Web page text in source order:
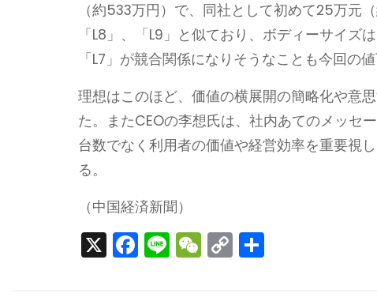
（約533万円）で、同社として初めて25万元
「L8」、「L9」と似ており、ボディーサイズ
「L7」が競合関係になりそうなことも今回の
理想はこのほど、価値の横展開の簡略化や意
た。またCEOの李想氏は、社内あてのメッセ
台数でなく利用者の価値や経営効率を重要視
る。
（中国経済新聞）
X F
a
Li
n
W
e
C
o